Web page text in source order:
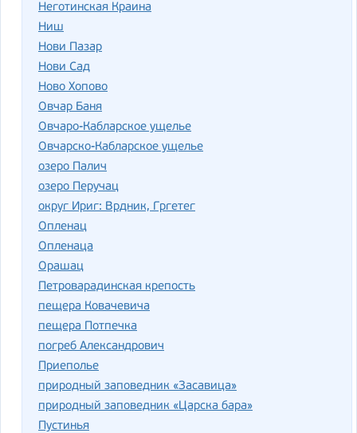
Неготинская Краина
Ниш
Нови Пазар
Нови Сад
Ново Хопово
Овчар Баня
Овчаро-Кабларское ущелье
Овчарско-Кабларское ущелье
озеро Палич
озеро Перучац
округ Ириг: Врдник, Гргетег
Опленац
Опленаца
Орашац
Петроварадинская крепость
пещера Ковачевича
пещера Потпечка
погреб Александрович
Приеполье
природный заповедник «Засавица»
природный заповедник «Царска бара»
Пустинья